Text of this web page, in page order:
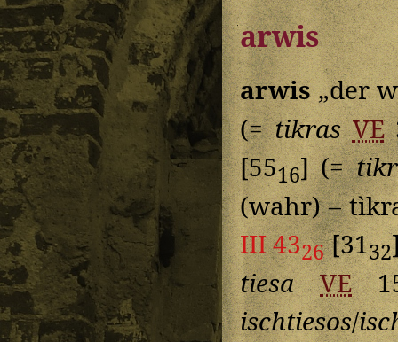
arwis
arwis„der
(=tikras VE
[5516] (=
(wahr) –
III 4326[3132
tiesa
VE
ischtiesos/